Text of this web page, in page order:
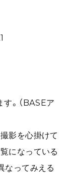
。（BASEア
影を心掛けて
になっている
なってみえる